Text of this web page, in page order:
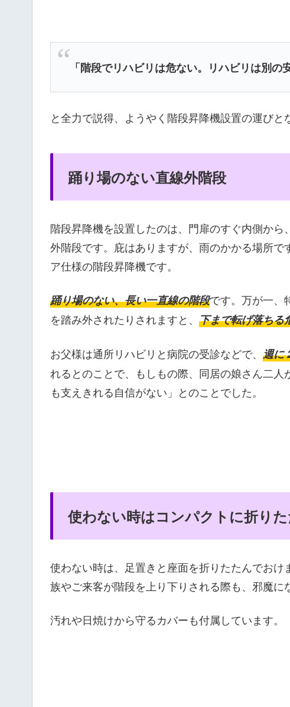
「階段でリハビリは危ない。リハビリは別の
と全力で説得、ようやく階段昇降機設置の運びと
踊り場のない直線外階段
階段昇降機を設置したのは、門扉のすぐ内側から
外階段です。庇はありますが、雨のかかる場所で
ア仕様の階段昇降機です。
踊り場のない、長い一直線の階段です。万が一、
を踏み外されたりされますと、 下まで転げ落ちる
お父様は通所リハビリと病院の受診などで、 週に
れるとのことで、もしもの際、同居の娘さん二人
も支えきれる自信がない」とのことでした。
使わない時はコンパクトに折り
使わない時は、足置きと座面を折りたたんでおけ
族やご来客が階段を上り下りされる際も、邪魔に
汚れや日焼けから守るカバーも付属しています。